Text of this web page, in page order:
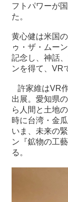
過
行
事
台
の
本
関
連
リ
フトパワーが
た。
黄心健は米国
ゥ・ザ・ムー
記念し、神話
ンを得て、VR
許家維はVR
出展。愛知県
ら人間と土地
時に台湾・金
いま、未来の
ン『鉱物の工
る。